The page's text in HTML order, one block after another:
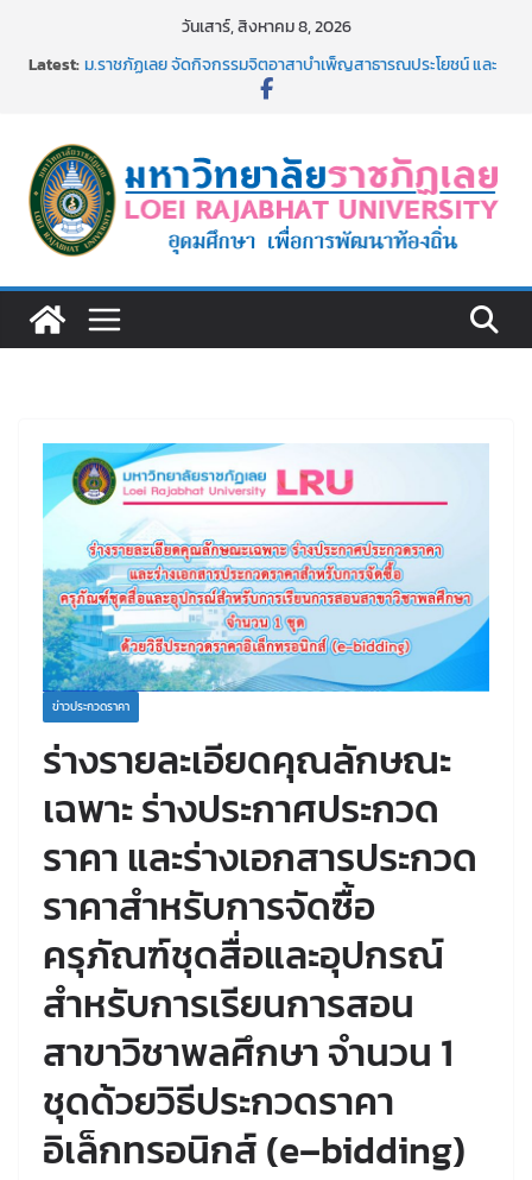
วันเสาร์, สิงหาคม 8, 2026
Latest:ม.ราชภัฏเลย จัดกิจกรรมจิตอาสาบำเพ็ญสาธารณประโยชน์ และ
เงินรายได้
ม.ราชภัฏเลย จัดมหกรรมวิชาการ เปิดบ้าน LRU ครั้งที่ 4 เปิดให้
นักเรียนมัธยมปลายค้นหาสาขาวิชาในฝัน สู่อนาคตที่ใช่
อธิการบดี มรภ.เลย ร่วมประชุมชี้แจงกับคณะอนุกรรมาธิการ
ประจำปีงบประมาณ พ.ศ. 2570
๑,๙๗๒ ชุด โดยวิธีเฉพาะเจาะจง
ข่าวประกวดราคา
ร่างรายละเอียดคุณลักษณะ
เฉพาะ ร่างประกาศประกวด
ราคา และร่างเอกสารประกวด
ราคาสำหรับการจัดซื้อ
ครุภัณฑ์ชุดสื่อและอุปกรณ์
สำหรับการเรียนการสอน
สาขาวิชาพลศึกษา จำนวน 1
ชุดด้วยวิธีประกวดราคา
อิเล็กทรอนิกส์ (e–bidding)